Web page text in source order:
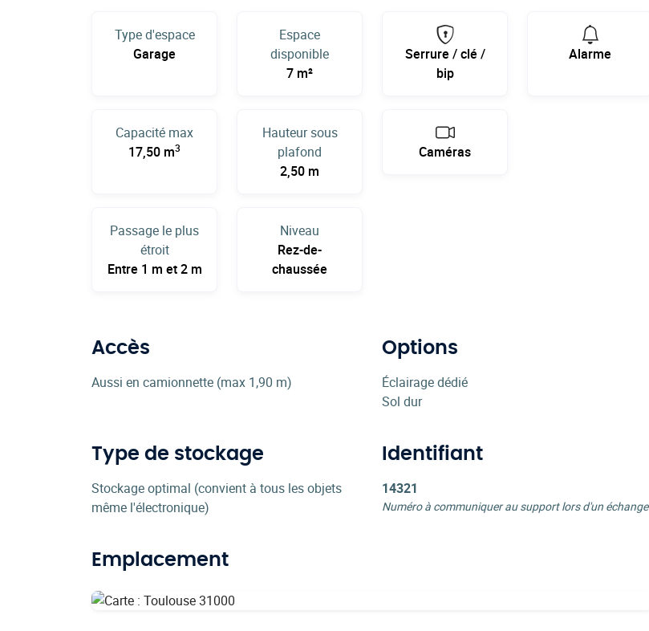
Type d'espace
Garage
Espace
disponible
7 m²
Capacité max
17,50 m3
Hauteur sous
plafond
2,50 m
Passage le plus
étroit
Entre 1 m et 2 m
Niveau
Rez-de-
chaussée
Serrure / clé /
bip
Alarme
Caméras
Accès
Aussi en camionnette (max 1,90 m)
Options
Éclairage dédié
Sol dur
Type de stockage
Stockage optimal (convient à tous les objets
même l'électronique)
Identifiant
14321
Numéro à communiquer au support lors d'un échange
Emplacement